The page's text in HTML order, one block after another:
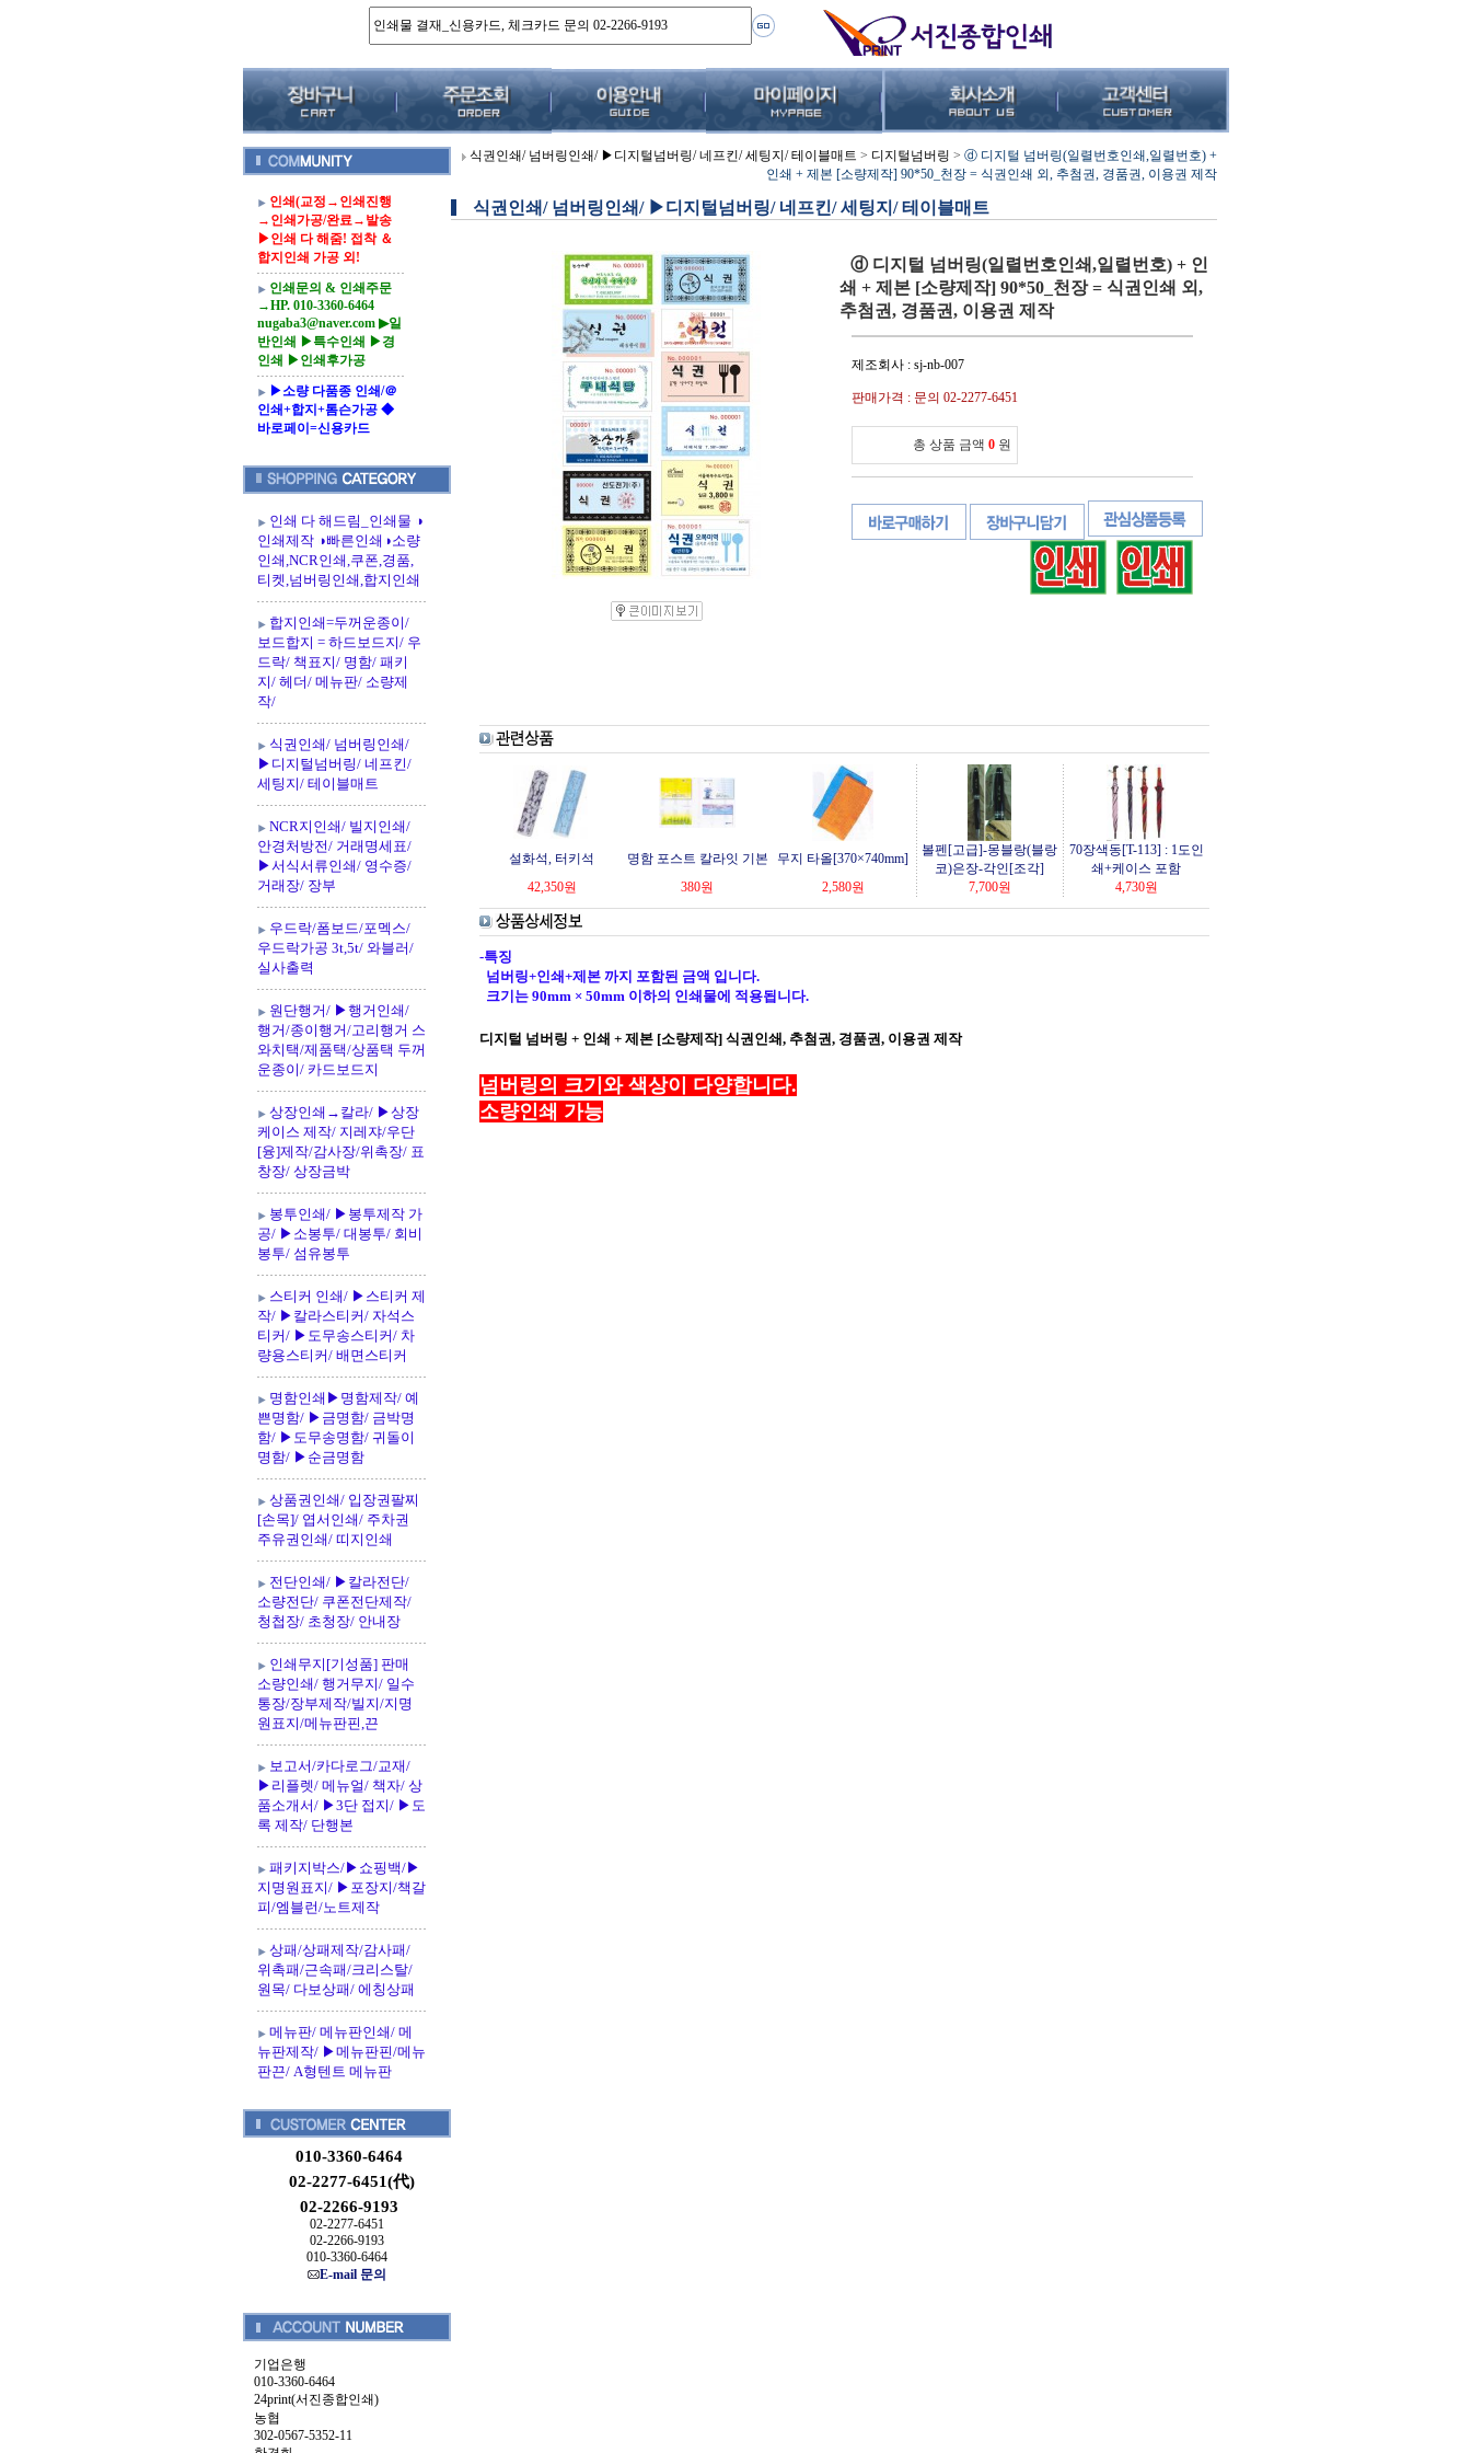
인쇄(교정→인쇄진행
→인쇄가공/완료→발송
▶인쇄 다 해줌! 접착 ＆
합지인쇄 가공 외!
인쇄문의 & 인쇄주문
→HP. 010-3360-6464
nugaba3@naver.com ▶일
반인쇄 ▶특수인쇄 ▶경
인쇄 ▶인쇄후가공
▶소량 다품종 인쇄/＠
인쇄+합지+톰슨가공 ◆
바로페이=신용카드
인쇄 다 해드림_인쇄물 ◑
인쇄제작 ◑빠른인쇄◑소량
인쇄,NCR인쇄,쿠폰,경품,
티켓,넘버링인쇄,합지인쇄
합지인쇄=두꺼운종이/
보드합지 = 하드보드지/ 우
드락/ 책표지/ 명함/ 패키
지/ 헤더/ 메뉴판/ 소량제
작/
식권인쇄/ 넘버링인쇄/
▶디지털넘버링/ 네프킨/
세팅지/ 테이블매트
NCR지인쇄/ 빌지인쇄/
안경처방전/ 거래명세표/
▶서식서류인쇄/ 영수증/
거래장/ 장부
우드락/폼보드/포멕스/
우드락가공 3t,5t/ 와블러/
실사출력
원단행거/ ▶행거인쇄/
행거/종이행거/고리행거 스
와치택/제품택/상품택 두꺼
운종이/ 카드보드지
상장인쇄→칼라/ ▶상장
케이스 제작/ 지레쟈/우단
[융]제작/감사장/위촉장/ 표
창장/ 상장금박
봉투인쇄/ ▶봉투제작 가
공/ ▶소봉투/ 대봉투/ 회비
봉투/ 섬유봉투
스티커 인쇄/ ▶스티커 제
작/ ▶칼라스티커/ 자석스
티커/ ▶도무송스티커/ 차
량용스티커/ 배면스티커
명함인쇄▶명함제작/ 예
쁜명함/ ▶금명함/ 금박명
함/ ▶도무송명함/ 귀돌이
명함/ ▶순금명함
상품권인쇄/ 입장권팔찌
[손목]/ 엽서인쇄/ 주차권
주유권인쇄/ 띠지인쇄
전단인쇄/ ▶칼라전단/
소량전단/ 쿠폰전단제작/
청첩장/ 초청장/ 안내장
인쇄무지[기성품] 판매
소량인쇄/ 행거무지/ 일수
통장/장부제작/빌지/지명
원표지/메뉴판핀,끈
보고서/카다로그/교재/
▶리플렛/ 메뉴얼/ 책자/ 상
품소개서/ ▶3단 접지/ ▶도
록 제작/ 단행본
패키지박스/▶쇼핑백/▶
지명원표지/ ▶포장지/책갈
피/엠블런/노트제작
상패/상패제작/감사패/
위촉패/근속패/크리스탈/
원목/ 다보상패/ 에칭상패
메뉴판/ 메뉴판인쇄/ 메
뉴판제작/ ▶메뉴판핀/메뉴
판끈/ A형텐트 메뉴판
010-3360-6464
02-2277-6451(代)
02-2266-9193
02-2277-6451
02-2266-9193
010-3360-6464
E-mail 문의
기업은행
010-3360-6464
24print(서진종합인쇄)
농협
302-0567-5352-11
식권인쇄/ 넘버링인쇄/ ▶디지털넘버링/ 네프킨/ 세팅지/ 테이블매트 > 디지털넘버링 > ⓓ 디지털 넘버링(일렬번호인쇄,일렬번호) +
인쇄 + 제본 [소량제작] 90*50_천장 = 식권인쇄 외, 추첨권, 경품권, 이용권 제작
식권인쇄/ 넘버링인쇄/ ▶디지털넘버링/ 네프킨/ 세팅지/ 테이블매트
ⓓ 디지털 넘버링(일렬번호인쇄,일렬번호) + 인
쇄 + 제본 [소량제작] 90*50_천장 = 식권인쇄 외,
추첨권, 경품권, 이용권 제작
제조회사 : sj-nb-007
판매가격 : 문의 02-2277-6451
총 상품 금액 0 원
설화석, 터키석 명함 포스트 칼라잇 기본 무지 타올[370×740mm]
볼펜[고급]-몽블랑(블랑
코)은장-각인[조각]
70장색동[T-113] : 1도인
쇄+케이스 포함
42,350원 380원 2,580원 7,700원 4,730원
-특징
넘버링+인쇄+제본 까지 포함된 금액 입니다.
크기는 90mm × 50mm 이하의 인쇄물에 적용됩니다.
디지털 넘버링 + 인쇄 + 제본 [소량제작] 식권인쇄, 추첨권, 경품권, 이용권 제작
넘버링의 크기와 색상이 다양합니다.
소량인쇄 가능